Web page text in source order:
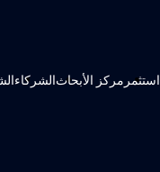
استثمر مركز الأبحاثالشركاء